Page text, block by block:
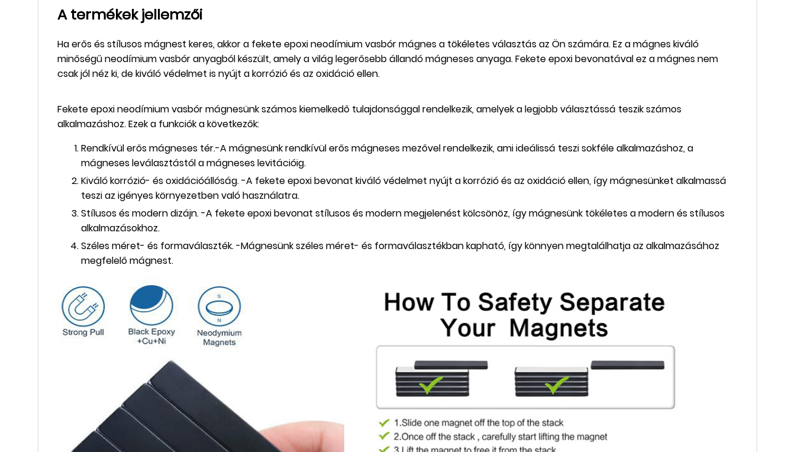
A termékek jellemzői
Ha erős és stílusos mágnest keres, akkor a fekete epoxi neodímium vasbór mágnes a tökéletes választás az Ön számára. Ez a mágnes kiváló
minőségű neodímium vasbór anyagból készült, amely a világ legerősebb állandó mágneses anyaga. Fekete epoxi bevonatával ez a mágnes nem
csak jól néz ki, de kiváló védelmet is nyújt a korrózió és az oxidáció ellen.
Fekete epoxi neodímium vasbór mágnesünk számos kiemelkedő tulajdonsággal rendelkezik, amelyek a legjobb választássá teszik számos
alkalmazáshoz. Ezek a funkciók a következők:
Rendkívül erős mágneses tér.-A mágnesünk rendkívül erős mágneses mezővel rendelkezik, ami ideálissá teszi sokféle alkalmazáshoz, a
mágneses leválasztástól a mágneses levitációig.
Kiváló korrózió- és oxidációállóság. -A fekete epoxi bevonat kiváló védelmet nyújt a korrózió és az oxidáció ellen, így mágnesünket alkalmassá
teszi az igényes környezetben való használatra.
Stílusos és modern dizájn. -A fekete epoxi bevonat stílusos és modern megjelenést kölcsönöz, így mágnesünk tökéletes a modern és stílusos
alkalmazásokhoz.
Széles méret- és formaválaszték. -Mágnesünk széles méret- és formaválasztékban kapható, így könnyen megtalálhatja az alkalmazásához
megfelelő mágnest.